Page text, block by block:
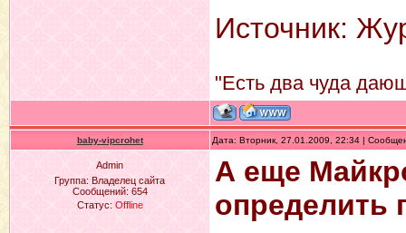
Источник:
"Есть два чуда
baby-vipcrohet Дата: Вторник, 27.01.2009, 22:34 |
Admin
Группа: Владелец сайта
Сообщений: 654
Статус: Offline
А еще
определить